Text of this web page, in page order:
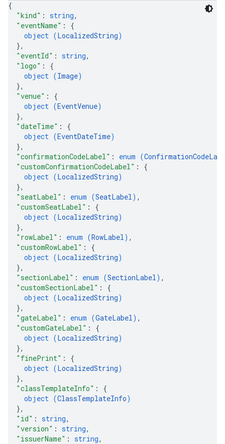
{
"kind" : string,
"eventName" : {
object (LocalizedString)
},
"eventId" : string,
"logo" : {
object (Image)
},
"venue" : {
object (EventVenue)
},
"dateTime" : {
object (EventDateTime)
},
"confirmationCodeLabel" : enum (
"customConfirmationCodeLabel" : {
object (LocalizedString)
},
"seatLabel" : enum (SeatLabel) ,
"customSeatLabel" : {
object (LocalizedString)
},
"rowLabel" : enum (RowLabel) ,
"customRowLabel" : {
object (LocalizedString)
},
"sectionLabel" : enum (SectionLabel) ,
"customSectionLabel" : {
object (LocalizedString)
},
"gateLabel" : enum (GateLabel) ,
"customGateLabel" : {
object (LocalizedString)
},
"finePrint" : {
object (LocalizedString)
},
"classTemplateInfo" : {
object (ClassTemplateInfo)
},
"id" : string,
"version" : string,
"issuerName" : string,